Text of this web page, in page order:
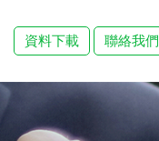
資料下載 聯絡我們